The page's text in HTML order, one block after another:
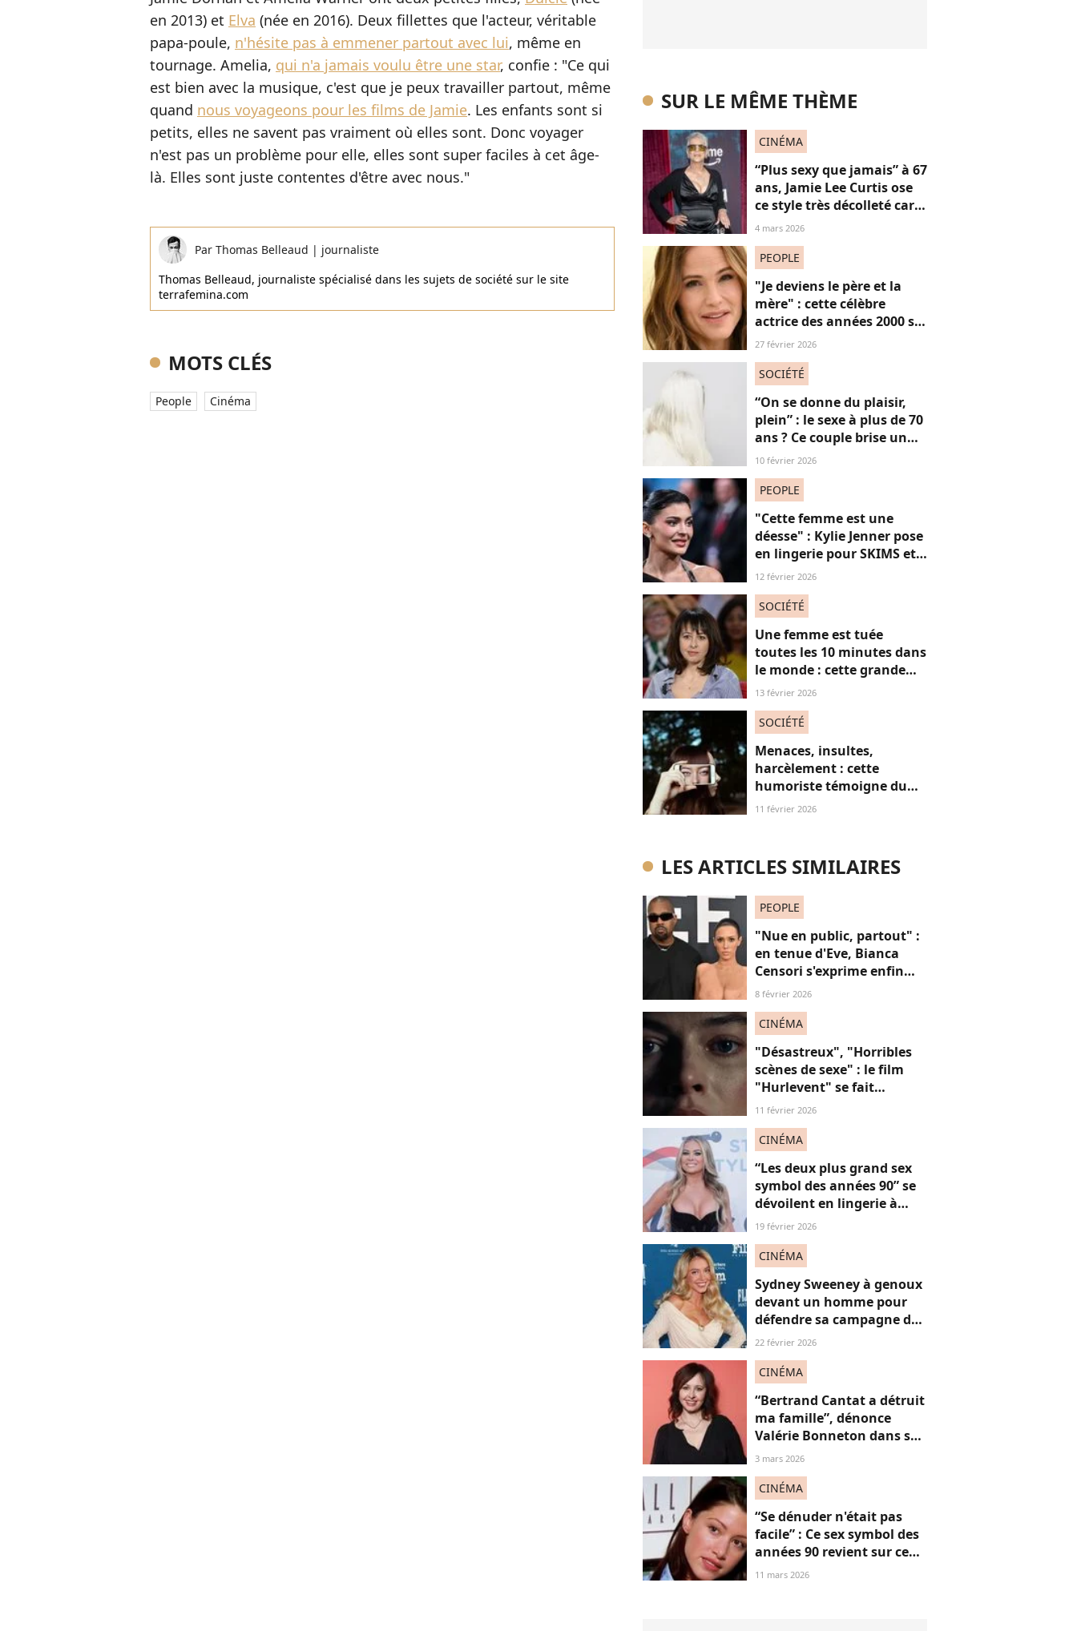
en 2013) et Elva (née en 2016). Deux fillettes que l'acteur, véritable
papa-poule, n'hésite pas à emmener partout avec lui, même en
tournage. Amelia, qui n'a jamais voulu être une star, confie : "Ce qui
est bien avec la musique, c'est que je peux travailler partout, même
quand nous voyageons pour les films de Jamie. Les enfants sont si
petits, elles ne savent pas vraiment où elles sont. Donc voyager
n'est pas un problème pour elle, elles sont super faciles à cet âge-
là. Elles sont juste contentes d'être avec nous."
Par Thomas Belleaud | journaliste
Thomas Belleaud, journaliste spécialisé dans les sujets de société sur le site
terrafemina.com
MOTS CLÉS
People Cinéma
SUR LE MÊME THÈME
CINÉMA
“Plus sexy que jamais” à 67
ans, Jamie Lee Curtis ose
ce style très décolleté car
“les femmes n’ont pas de
4 mars 2026
PEOPLE
"Je deviens le père et la
mère" : cette célèbre
actrice des années 2000 se
confie sur sa vie de parent
27 février 2026
SOCIÉTÉ
“On se donne du plaisir,
plein” : le sexe à plus de 70
ans ? Ce couple brise un
non-dit sur ces images
10 février 2026
PEOPLE
"Cette femme est une
déesse" : Kylie Jenner pose
en lingerie pour SKIMS et
subjugue les internautes
12 février 2026
SOCIÉTÉ
Une femme est tuée
toutes les 10 minutes dans
le monde : cette grande
actrice et amie de Marie
fléau des féminicides
13 février 2026
SOCIÉTÉ
Menaces, insultes,
harcèlement : cette
humoriste témoigne du
sort des femmes sur les
11 février 2026
LES ARTICLES SIMILAIRES
PEOPLE
"Nue en public, partout" :
en tenue d'Eve, Bianca
Censori s'exprime enfin
sur ses tenues sulfureuses
toxique" avec Kanye West
8 février 2026
CINÉMA
"Désastreux", "Horribles
scènes de sexe" : le film
"Hurlevent" se fait
détruire par la presse, et si
sexistes ?
11 février 2026
CINÉMA
“Les deux plus grand sex
symbol des années 90” se
dévoilent en lingerie à
plus de 50 ans, face au
19 février 2026
CINÉMA
Sydney Sweeney à genoux
devant un homme pour
défendre sa campagne de
lingerie : on en a marre ou
22 février 2026
CINÉMA
“Bertrand Cantat a détruit
ma famille”, dénonce
Valérie Bonneton dans son
hommage à Marie
féminicide
3 mars 2026
CINÉMA
“Se dénuder n'était pas
facile” : Ce sex symbol des
années 90 revient sur ce
célèbre strip tease qui l’a
11 mars 2026